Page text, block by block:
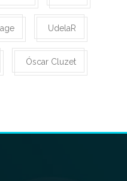
UdelaR
Óscar Cluzet